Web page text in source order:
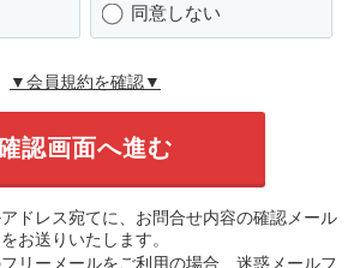
同意しない
▼会員規約を確認▼
ドレス宛てに、お問合せ内容の確認メール
をお送りいたします。
リーメールをご利用の場合、迷惑メールフ